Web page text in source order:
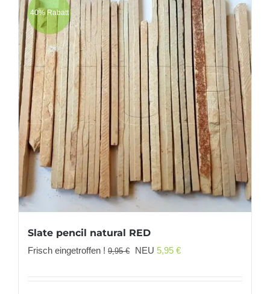
40% Rabatt
Slate pencil natural RED
Frisch eingetroffen ! 9,95€
Ursprünglicher
NEU 5,95 €Aktueller